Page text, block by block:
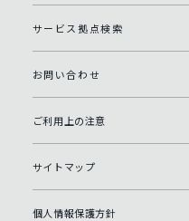
サービス拠点検索
お問い合わせ
ご利用上の注意
サイトマップ
個人情報保護方針